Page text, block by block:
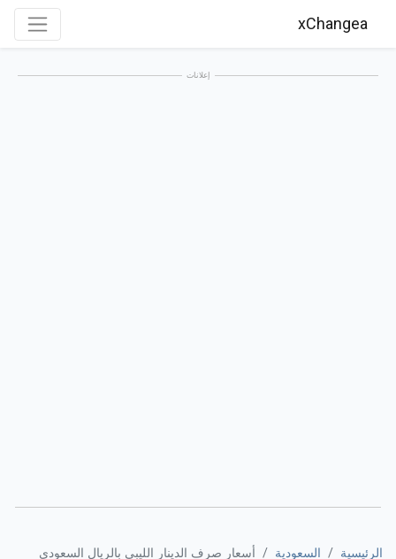
xChangea
إعلانات
الرئيسية السعودية أسعار صرف الدينار الليبي بالريال السعودي